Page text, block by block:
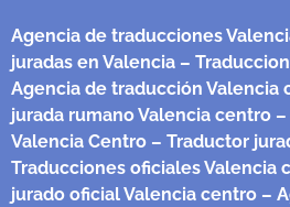
Agencia de traducciones
juradas en Valencia –
Agencia de traducción Valencia
jurada rumano Valencia centro
Valencia Centro – Traductor
Traducciones oficiales Valencia
jurado oficial Valencia centro –